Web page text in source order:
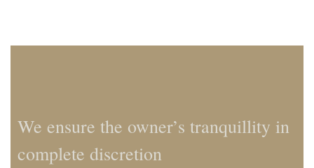
We ensure the owner’s tranquillity in
complete discretion